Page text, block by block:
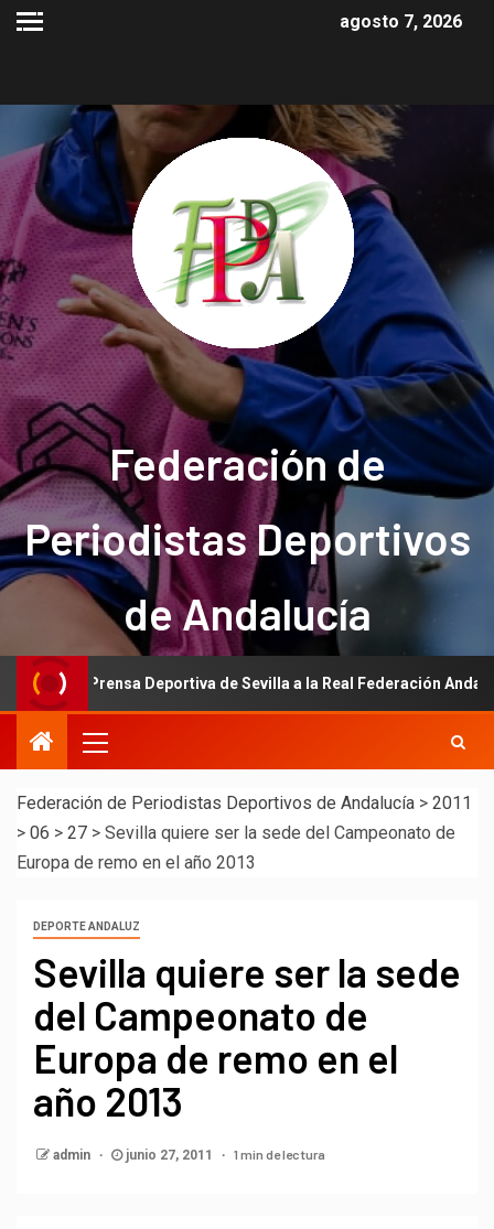
agosto 7, 2026
Federación de
Periodistas Deportivos
de Andalucía
Prensa Deportiva de Sevilla a la Real Federación Andaluza de
Federación de Periodistas Deportivos de Andalucía > 2011
> 06 > 27 > Sevilla quiere ser la sede del Campeonato de
Europa de remo en el año 2013
DEPORTE ANDALUZ
Sevilla quiere ser la sede
del Campeonato de
Europa de remo en el
año 2013
admin junio 27, 2011 1 min de lectura